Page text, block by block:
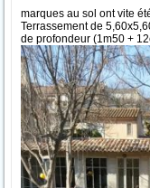
marques au sol ont vite
Terrassement de
de profondeur (1m50 +